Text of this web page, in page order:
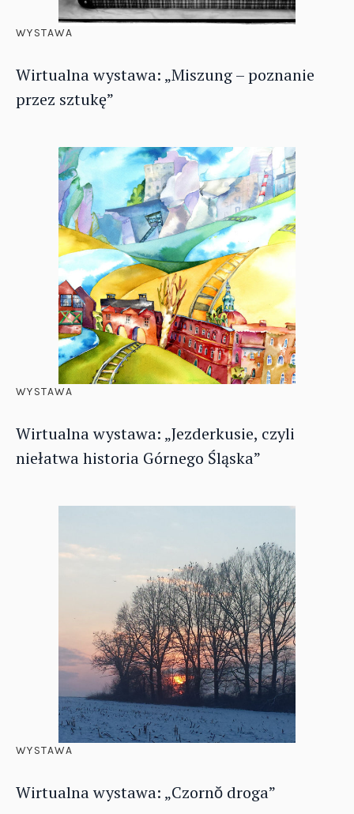
WYSTAWA
Wirtualna wystawa: „Miszung – poznanie
przez sztukę”
WYSTAWA
Wirtualna wystawa: „Jezderkusie, czyli
niełatwa historia Górnego Śląska”
WYSTAWA
Wirtualna wystawa: „Czornŏ droga”